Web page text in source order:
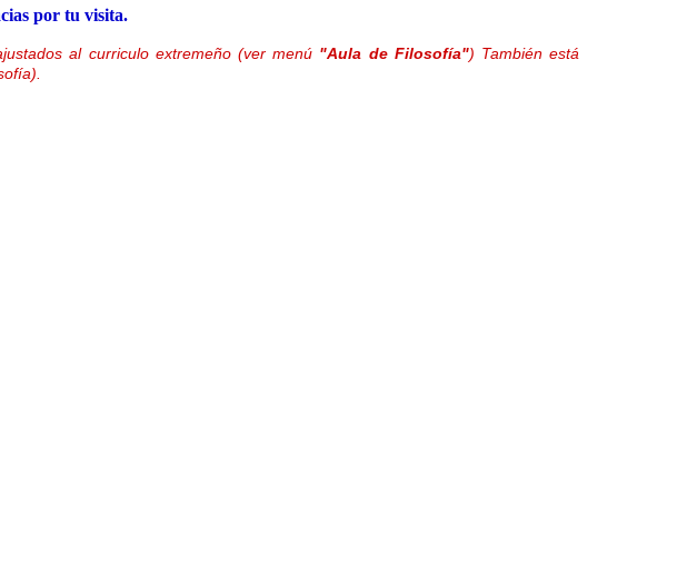
por tu visita.
al curriculo extremeño (ver menú "Aula de Filosofía") También está